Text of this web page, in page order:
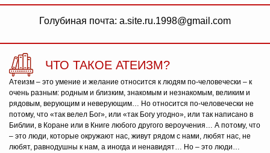
Голубиная почта: a.site.ru.1998@gmail.com
ЧТО ТАКОЕ АТЕИЗМ?
Атеизм – это умение и желание относится к людям по-человечески – к
очень разным: родным и близким, знакомым и незнакомым, великим и
рядовым, верующим и неверующим… Но относится по-человечески не
потому, что «так велел Бог», или «так Богу угодно», или так написано в
Библии, в Коране или в Книге любого другого вероучения… А потому, что
– это люди, которые окружают нас, живут рядом с нами, любят нас, не
любят, равнодушны к нам, а иногда и ненавидят… Но – это люди…